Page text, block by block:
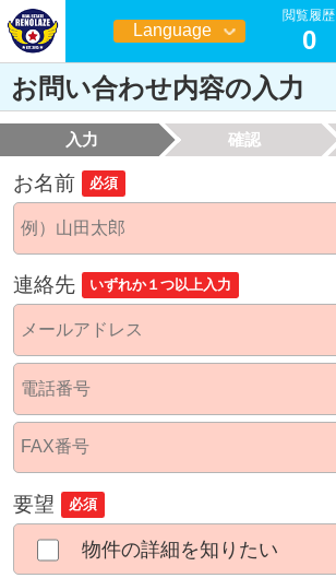
Language
日本語
閲覧履歴
0
お問い合わせ内容の入力
入力 確認
お名前 必須
連絡先 いずれか１つ以上入力
要望 必須
物件の詳細を知りたい